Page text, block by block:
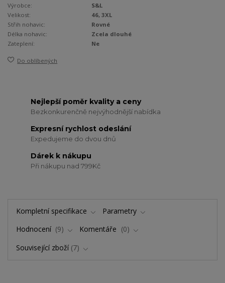
Výrobce:
S&L
Velikost:
46, 3XL
Střih nohavic:
Rovné
Délka nohavic:
Zcela dlouhé
Zateplení:
Ne
Do oblíbených
Nejlepší poměr kvality a ceny
Bezkonkurenčně nejvýhodnější nabídka
Expresní rychlost odeslání
Expedujeme do dvou dnů
Dárek k nákupu
Při nákupu nad 799Kč
Kompletní specifikace
Parametry
Hodnocení
9 Komentáře
0
Související zboží 7